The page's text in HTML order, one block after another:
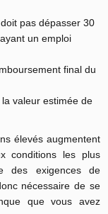
pas dépasser 30
un emploi
final du
valeur estimée de
élevés augmentent
conditions les plus
des exigences de
nécessaire de se
que vous avez